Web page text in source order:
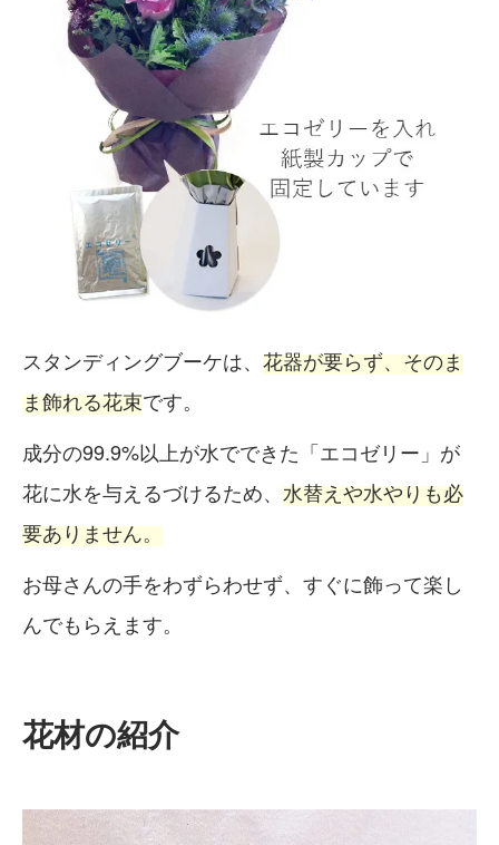
スタンディングブーケは、 花器が要らず、そのま
ま飾れる花束です。
成分の99.9%以上が水でできた「エコゼリー」が
花に水を与えるづけるため、 水替えや水やりも必
要ありません。
お母さんの手をわずらわせず、すぐに飾って楽し
んでもらえます。
花材の紹介